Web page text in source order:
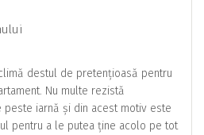
destul de pretențioasă pentru
Nu multe rezistă
iarnă și din acest motiv este
pentru a le putea ține acolo pe tot